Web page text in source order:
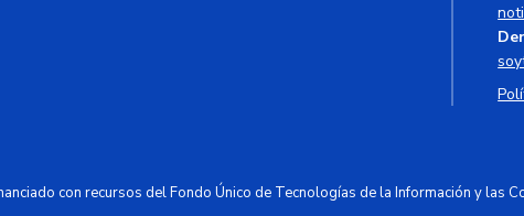
con recursos del Fondo Único de Tecnologías de la Información y las